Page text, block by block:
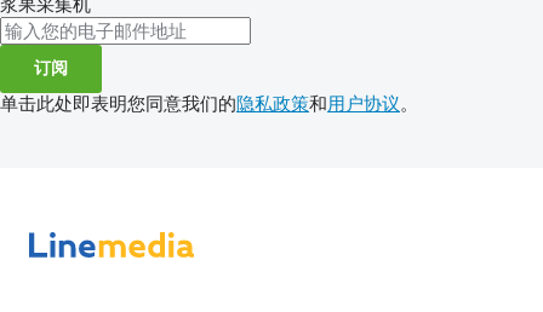
订阅
单击此处即表明您同意我们的隐私政策和用户协议。